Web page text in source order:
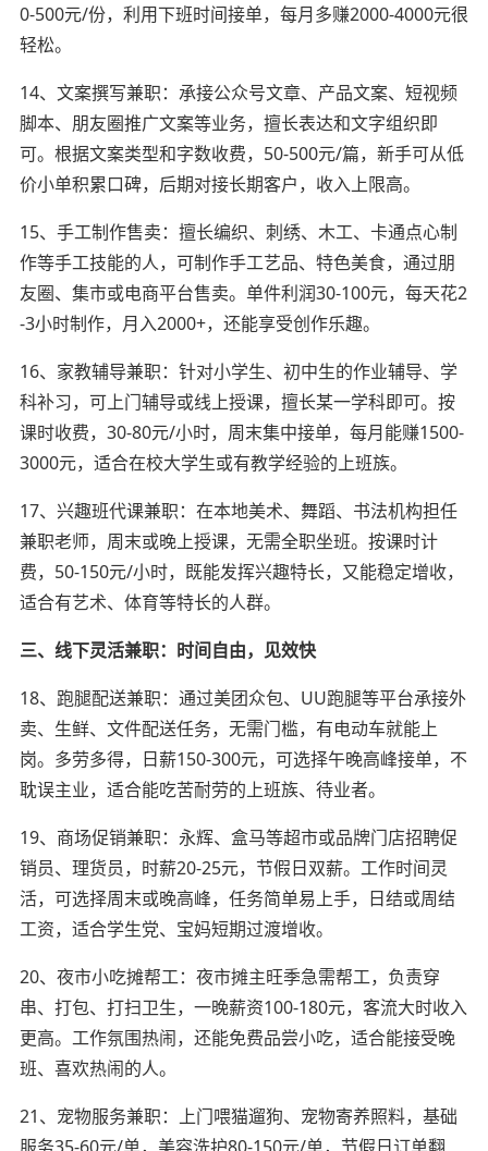
0-500元/份，利用下班时间接单，每月多赚2000-4000元很
轻松。
14、文案撰写兼职：承接公众号文章、产品文案、短视频
脚本、朋友圈推广文案等业务，擅长表达和文字组织即
可。根据文案类型和字数收费，50-500元/篇，新手可从低
价小单积累口碑，后期对接长期客户，收入上限高。
15、手工制作售卖：擅长编织、刺绣、木工、卡通点心制
作等手工技能的人，可制作手工艺品、特色美食，通过朋
友圈、集市或电商平台售卖。单件利润30-100元，每天花2
-3小时制作，月入2000+，还能享受创作乐趣。
16、家教辅导兼职：针对小学生、初中生的作业辅导、学
科补习，可上门辅导或线上授课，擅长某一学科即可。按
课时收费，30-80元/小时，周末集中接单，每月能赚1500-
3000元，适合在校大学生或有教学经验的上班族。
17、兴趣班代课兼职：在本地美术、舞蹈、书法机构担任
兼职老师，周末或晚上授课，无需全职坐班。按课时计
费，50-150元/小时，既能发挥兴趣特长，又能稳定增收，
适合有艺术、体育等特长的人群。
三、线下灵活兼职：时间自由，见效快
18、跑腿配送兼职：通过美团众包、UU跑腿等平台承接外
卖、生鲜、文件配送任务，无需门槛，有电动车就能上
岗。多劳多得，日薪150-300元，可选择午晚高峰接单，不
耽误主业，适合能吃苦耐劳的上班族、待业者。
19、商场促销兼职：永辉、盒马等超市或品牌门店招聘促
销员、理货员，时薪20-25元，节假日双薪。工作时间灵
活，可选择周末或晚高峰，任务简单易上手，日结或周结
工资，适合学生党、宝妈短期过渡增收。
20、夜市小吃摊帮工：夜市摊主旺季急需帮工，负责穿
串、打包、打扫卫生，一晚薪资100-180元，客流大时收入
更高。工作氛围热闹，还能免费品尝小吃，适合能接受晚
班、喜欢热闹的人。
21、宠物服务兼职：上门喂猫遛狗、宠物寄养照料，基础